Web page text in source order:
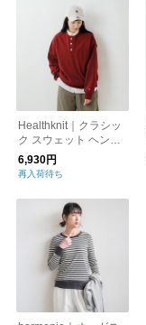
Healthknit｜クラシッ
ク スウェット ヘンリ
ーネック 長袖 プルオ
ーバー 54005-mt
6,930円
再入荷待ち